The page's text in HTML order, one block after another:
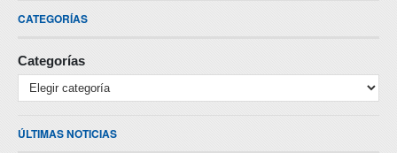
CATEGORÍAS
Categorías
ÚLTIMAS NOTICIAS